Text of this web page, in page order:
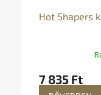
Hot Shapers
7 835 Ft